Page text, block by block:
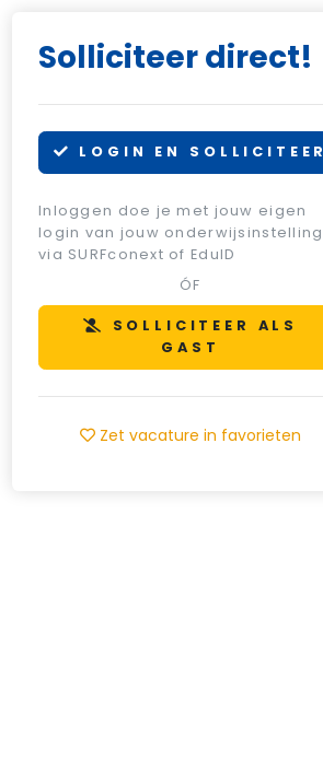
Solliciteer direct!
LOGIN EN SOLLICITEER
Inloggen doe je met jouw eigen
login van jouw onderwijsinstelling
via SURFconext of EduID
ÓF
SOLLICITEER ALS
GAST
Zet vacature in favorieten